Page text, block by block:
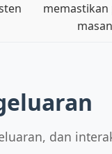
dan